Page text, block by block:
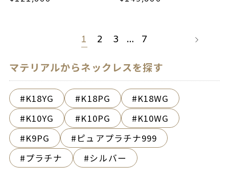
1 2 3 … 7
マテリアルからネックレスを探す
K18YG K18PG
K18WG
K10YG
K10PG
K10WG
K9PG
ピュアプラチナ999
プラチナ
シルバー